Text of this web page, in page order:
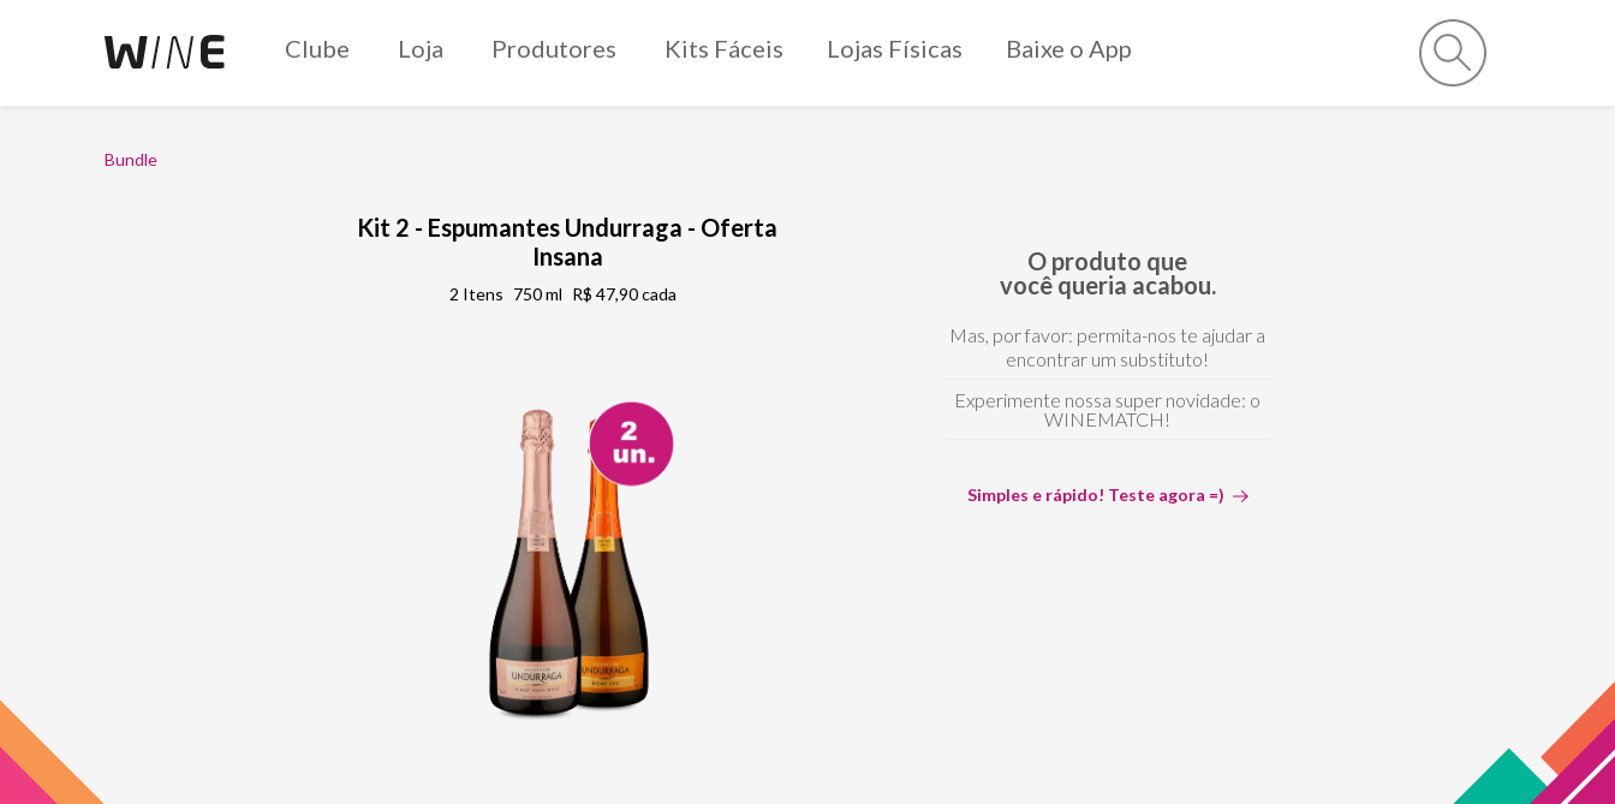
Clube Loja Produtores Kits Fáceis Lojas Físicas Baixe o App
Bundle
Kit 2 - Espumantes Undurraga - Oferta
Insana
2 Itens 750 ml R$ 47,90 cada
O produto que
você queria acabou.
Mas, por favor: permita-nos te ajudar a
encontrar um substituto!
Experimente nossa super novidade: o
WINEMATCH!
Simples e rápido! Teste agora =)